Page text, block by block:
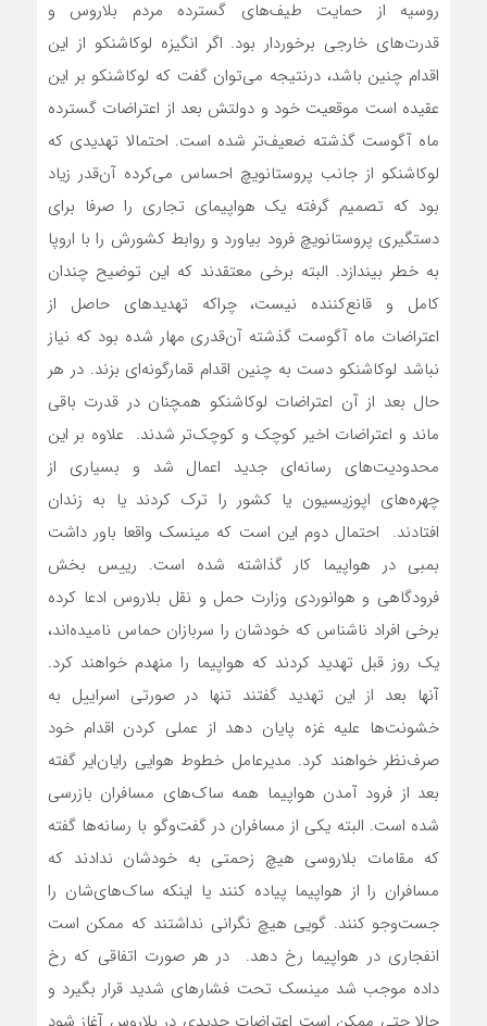
روسیه از حمایت طیف‌های گسترده مردم بلاروس و
قدرت‌های خارجی برخوردار بود. اگر انگیزه لوکاشنکو از این
اقدام چنین باشد، درنتیجه می‌توان گفت که لوکاشنکو بر این
عقیده است موقعیت‌ خود و دولتش بعد از اعتراضات گسترده
ماه آگوست گذشته ضعیف‌تر شده است. احتمالا تهدیدی که
لوکاشنکو از جانب پروستانویچ احساس می‌کرده آن‌قدر زیاد
بود که تصمیم گرفته یک هواپیمای تجاری را صرفا برای
دستگیری پروستانویچ فرود بیاورد و روابط کشورش را با اروپا
به خطر بیندازد. البته برخی معتقدند که این توضیح چندان
کامل و قانع‌کننده نیست، چراکه تهدید‌های حاصل از
اعتراضات ماه آگوست گذشته آن‌قدری مهار شده بود که نیاز
نباشد لوکاشنکو دست به چنین اقدام قمارگونه‌ای بزند. در هر
حال بعد از آن اعتراضات لوکاشنکو همچنان در قدرت باقی
ماند و اعتراضات اخیر کوچک‌ و کوچک‌تر شدند. علاوه بر این
محدودیت‌های رسانه‌ای جدید اعمال شد و بسیاری از
چهره‌های اپوزیسیون یا کشور را ترک کردند یا به زندان
افتادند. احتمال دوم این است که مینسک واقعا باور داشت
بمبی در هواپیما کار گذاشته شده است. رییس بخش
فرودگاهی و هوانوردی وزارت حمل و نقل بلاروس ادعا کرده
برخی افراد ناشناس که خودشان را سربازان حماس نامیده‌اند،
یک روز قبل تهدید کردند که هواپیما را منهدم خواهند کرد.
آنها بعد از این تهدید گفتند تنها در صورتی اسراییل به
خشونت‌ها علیه غزه پایان دهد از عملی کردن اقدام خود
صرف‌نظر خواهند کرد. مدیرعامل خطوط هوایی رایان‌ایر گفته
بعد از فرود آمدن هواپیما همه ساک‌های مسافران بازرسی
شده است. البته یکی از مسافران در گفت‌وگو با رسانه‌ها گفته
که مقامات بلاروسی هیچ زحمتی به خودشان ندادند که
مسافران را از هواپیما پیاده کنند یا اینکه ساک‌های‌شان را
جست‌وجو کنند. گویی هیچ نگرانی نداشتند که ممکن است
انفجاری در هواپیما رخ دهد. در هر صورت اتفاقی که رخ
داده موجب شد مینسک تحت فشارهای شدید قرار بگیرد و